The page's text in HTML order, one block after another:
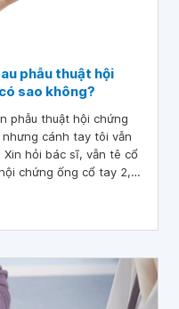
phẫu thuật hội
sao không?
phẫu thuật hội chứng
cánh tay tôi vẫn
hỏi bác sĩ, vẫn tê cổ
chứng ống cổ tay 2,5